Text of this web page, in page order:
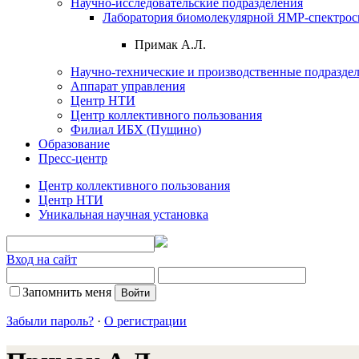
Лаборатория биомолекулярной ЯМР-
Примак А.Л.
Научно-технические и производственные
Аппарат управления
Центр НТИ
Центр коллективного пользования
Филиал ИБХ (Пущино)
Образование
Пресс-центр
Центр коллективного пользования
Центр НТИ
Уникальная научная установка
Вход на сайт
Запомнить меня
Забыли пароль? · О регистрации